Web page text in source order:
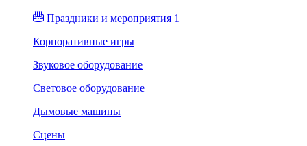
Праздники и мероприятия 1
Корпоративные игры
Звуковое оборудование
Световое оборудование
Дымовые машины
Сцены